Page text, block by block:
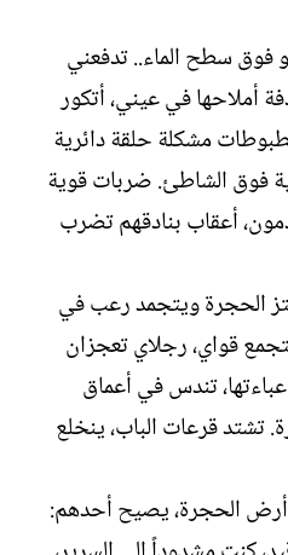
فوق سطح الماء.. تدفعني
أملاحها في عيني، أتكور
مشكلة حلقة دائرية
فوق الشاطئ. ضربات قوية
أعقاب بنادقهم تضرب
الحجرة ويتجمد رعب في
قواي، رجلاي تعجزان
تندس في أعماق
تشتد قرعات الباب، ينخلع
أرض الحجرة، يصيح أحدهم: